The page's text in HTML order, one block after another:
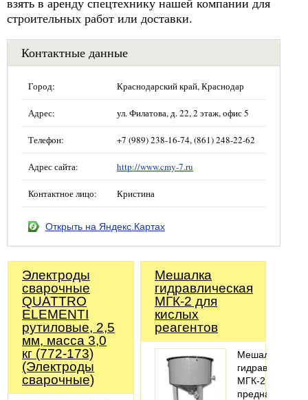
строительных работ или доставки.
Контактные данные
Город: Краснодарский край, Краснодар
Адрес: ул. Филатова, д. 22, 2 этаж, офис 5
Телефон: +7 (989) 238-16-74, (861) 248-22-62
Адрес сайта: http://www.cmy-7.ru
Контактное лицо: Кристина
Открыть на Яндекс.Картах
Электроды
сварочные
QUATTRO
ELEMENTI
рутиловые, 2,5
мм, масса 3,0
кг (772-173)
(Электроды
сварочные)
Мешалка
гидравлическая
МГК-2 для
кислых
реагентов
Мешалка
гидравлическая
МГК-2
предназначена